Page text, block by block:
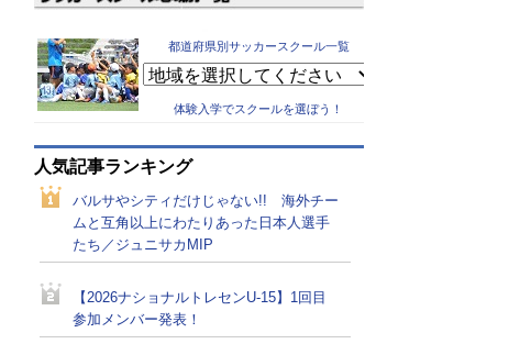
都道府県別サッカースクール一覧
体験入学でスクールを選ぼう！
人気記事ランキング
バルサやシティだけじゃない!! 海外チー
ムと互角以上にわたりあった日本人選手
たち／ジュニサカMIP
【2026ナショナルトレセンU-15】1回目
参加メンバー発表！